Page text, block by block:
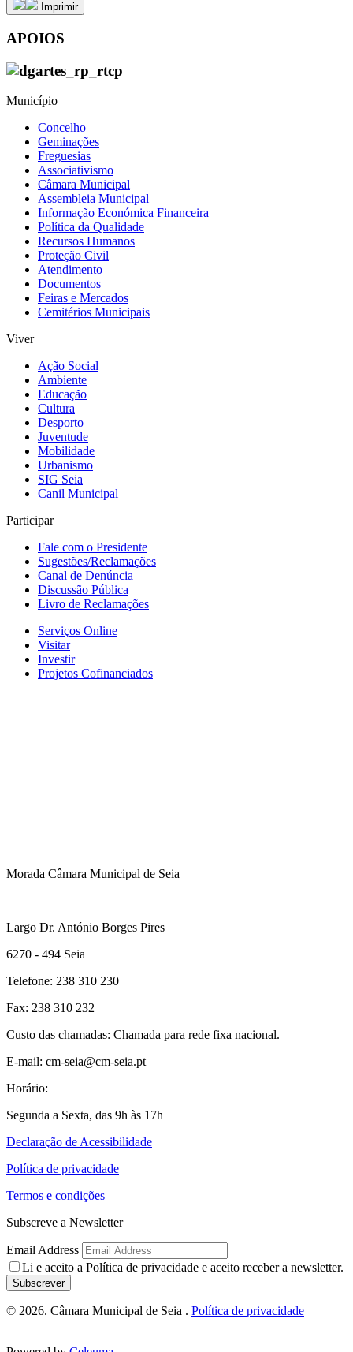
Imprimir
APOIOS
Município
Concelho
Geminações
Freguesias
Associativismo
Câmara Municipal
Assembleia Municipal
Informação Económica Financeira
Política da Qualidade
Recursos Humanos
Proteção Civil
Atendimento
Documentos
Feiras e Mercados
Cemitérios Municipais
Viver
Ação Social
Ambiente
Educação
Cultura
Desporto
Juventude
Mobilidade
Urbanismo
SIG Seia
Canil Municipal
Participar
Fale com o Presidente
Sugestões/Reclamações
Canal de Denúncia
Discussão Pública
Livro de Reclamações
Serviços Online
Visitar
Investir
Projetos Cofinanciados
Morada Câmara Municipal de Seia
Largo Dr. António Borges Pires
6270 - 494 Seia
Telefone: 238 310 230
Fax: 238 310 232
Custo das chamadas: Chamada para rede fixa nacional.
E-mail: cm-seia@cm-seia.pt
Horário:
Segunda a Sexta, das 9h às 17h
Declaração de Acessibilidade
Política de privacidade
Termos e condições
Subscreve a Newsletter
Email Address
Li e aceito a Política de privacidade e aceito receber a newsletter.
Subscrever
© 2026. Câmara Municipal de Seia . Política de privacidade